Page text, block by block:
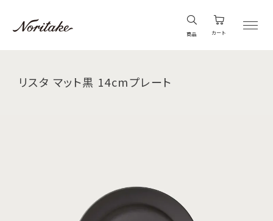
商品 カート
リスタ マット黒 14cmプレート